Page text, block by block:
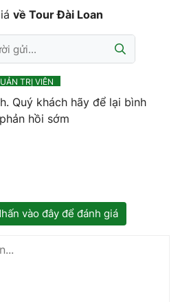
về Tour Đài Loan
TRỊ VIÊN
Quý khách hãy để lại bình
hồi sớm
vào đây để đánh giá